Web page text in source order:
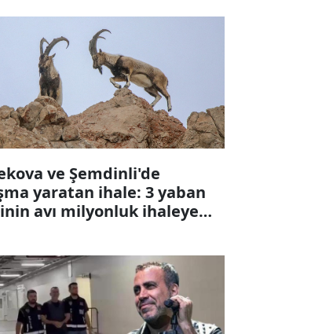
ve Şemdinli'de
yaratan ihale: 3 yaban
avı milyonluk ihaleye